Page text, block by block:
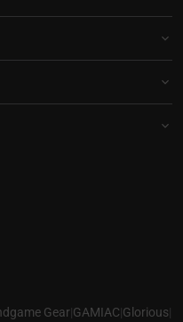
Gear|GAMIAC|Glorious|